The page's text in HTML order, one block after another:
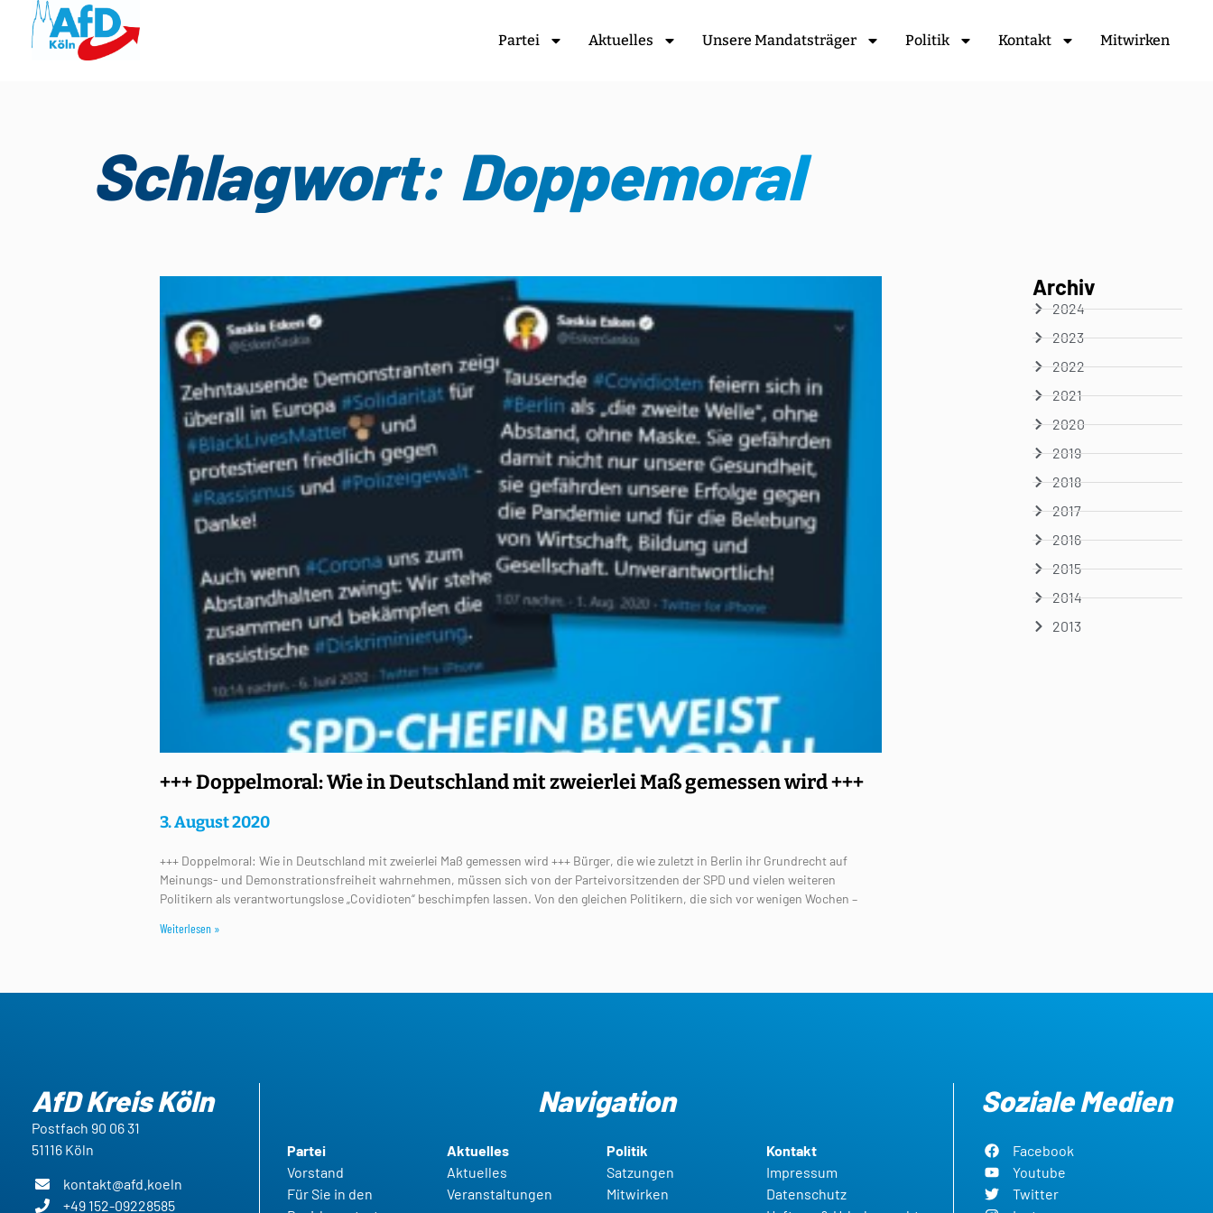
Partei Aktuelles Unsere Mandatsträger Politik Kontakt Mitwirken
Schlagwort: Doppemoral
+++ Doppelmoral: Wie in Deutschland mit zweierlei Maß gemessen wird +++
3. August 2020
+++ Doppelmoral: Wie in Deutschland mit zweierlei Maß gemessen wird +++ Bürger, die wie zuletzt in Berlin ihr Grundrecht auf
Meinungs- und Demonstrationsfreiheit wahrnehmen, müssen sich von der Parteivorsitzenden der SPD und vielen weiteren
Politikern als verantwortungslose „Covidioten“ beschimpfen lassen. Von den gleichen Politikern, die sich vor wenigen Wochen –
Weiterlesen »
Archiv
2024
2023
2022
2021
2020
2019
2018
2017
2016
2015
2014
2013
AfD Kreis Köln
Postfach 90 06 31
51116 Köln
kontakt@afd.koeln
+49 152-09228585
Navigation
Partei
Vorstand
Für Sie in den
Aktuelles
Aktuelles
Veranstaltungen
Politik
Satzungen
Mitwirken
Kontakt
Impressum
Datenschutz
Soziale Medien
Facebook
Youtube
Twitter